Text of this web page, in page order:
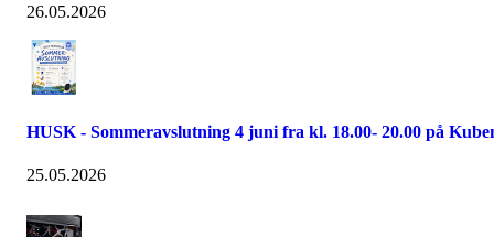
26.05.2026
HUSK - Sommeravslutning 4 juni fra kl. 18.00- 20.00 på
25.05.2026